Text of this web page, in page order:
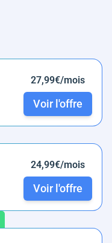
27,99€/mois
Voir l'offre
24,99€/mois
Voir l'offre